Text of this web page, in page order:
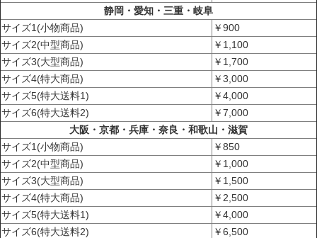
静岡・愛知・三重・岐阜
サイズ1(小物商品)
￥900
サイズ2(中型商品)
￥1,100
サイズ3(大型商品)
￥1,700
サイズ4(特大商品)
￥3,000
サイズ5(特大送料1)
￥4,000
サイズ6(特大送料2)
￥7,000
大阪・京都・兵庫・奈良・和歌山・滋賀
サイズ1(小物商品)
￥850
サイズ2(中型商品)
￥1,000
サイズ3(大型商品)
￥1,500
サイズ4(特大商品)
￥2,500
サイズ5(特大送料1)
￥4,000
サイズ6(特大送料2)
￥6,500